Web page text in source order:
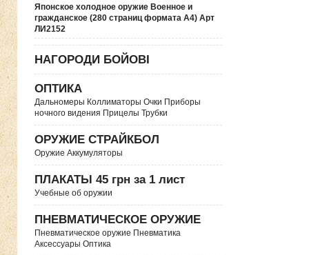
Японское холодное оружие Военное и
гражданское (280 страниц формата А4) Арт
ЛИ2152
НАГОРОДИ БОЙОВІ
ОПТИКА
Дальномеры Коллиматоры Очки Приборы
ночного видения Прицелы Трубки
ОРУЖИЕ СТРАЙКБОЛ
Оружие Аккумуляторы
ПЛАКАТЫ 45 грн за 1 лист
Учебные об оружии
ПНЕВМАТИЧЕСКОЕ ОРУЖИЕ
Пневматическое оружие Пневматика
Аксессуары Оптика